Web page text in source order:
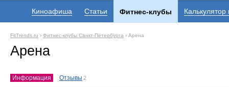
Киноафиша Статьи Фитнес-клубы Калькулятор
FitTrends.ru › Фитнес-клубы Санкт-Петербурга › Арена
Арена
Информация Отзывы 2